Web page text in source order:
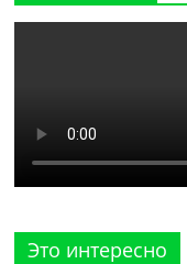
Это интересно